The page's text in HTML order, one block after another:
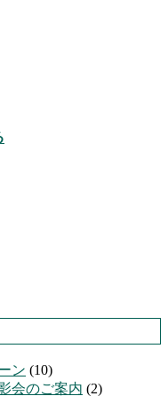
ン (10)
会のご案内 (2)